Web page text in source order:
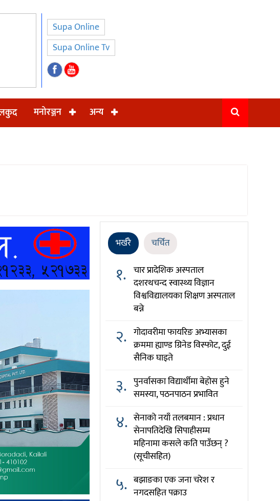
Supa Online
Supa Online Tv
मनोरञ्जन अन्य
भर्खरै चर्चित
१. चार प्रादेशिक अस्पताल
दशरथचन्द स्वास्थ्य विज्ञान
विश्वविद्यालयका शिक्षण अस्पताल
बन्ने
२. गोदावरीमा फायरिङ अभ्यासका
क्रममा ह्याण्ड ग्रिनेड विस्फोट, दुई
सैनिक घाइते
३. पुनर्वासका विद्यार्थीमा बेहोस हुने
समस्या, पठनपाठन प्रभावित
४. सेनाको नयाँ तलबमान : प्रधान
सेनापतिदेखि सिपाहीसम्म
महिनामा कसले कति पाउँछन् ?
(सूचीसहित)
५. बझाङका एक जना चरेश र
नगदसहित पक्राउ